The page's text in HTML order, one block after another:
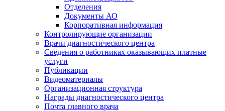
Отделения
Документы АО
Корпоративная информация
Контролирующие организации
Врачи диагностического центра
Сведения о работниках оказывающих платные
услуги
Публикации
Видеоматериалы
Организационная структура
Награды диагностического центра
Почта главного врача